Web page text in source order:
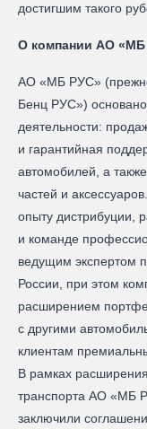
достигшим такого
О компании АО «МБ
АО «МБ РУС»
Бенц РУC»)
деятельности:
и гарантийная
автомобилей, а
частей и
опыту дистрибуции,
и команде
ведущим экспертом
России, при этом
расширением
с другими
клиентам
В рамках
транспорта АО «МБ
заключили